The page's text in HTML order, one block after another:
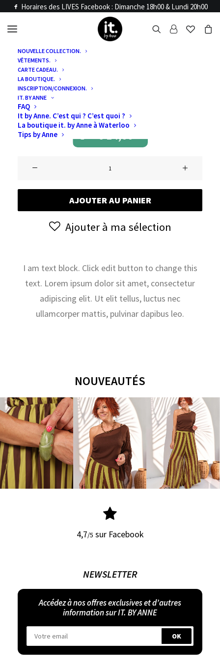
Horaires des LIVES Facebook : Dimanche 18h00 & Lundi 20h00
NOUVELLE COLLECTION.
VÊTEMENTS.
CARTE CADEAU.
LA BOUTIQUE.
INSCRIPTION/CONNEXION.
IT. BY ANNE
FAQ
It by Anne. C’est qui ? C’est quoi ?
La boutique it. by Anne à Waterloo
Tips by Anne
Accueil Articles LIVE
VIDE DRESSING
NUMERO 3
€14,00
VIDE
DRESSING
Numero
3
AJOUTER AU PANIER
Ajouter à ma sélection
I am text block. Click edit button to change this
text. Lorem ipsum dolor sit amet, consectetur
adipiscing elit. Ut elit tellus, luctus nec
ullamcorper mattis, pulvinar dapibus leo.
NOUVEAUTÉS
4,7/5 sur Facebook
NEWSLETTER
Accédez à nos offres exclusives et d’autres
information sur IT. BY ANNE